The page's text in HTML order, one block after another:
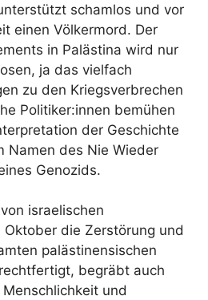
schamlos und vor
einen Völkermord. Der
in Palästina wird nur
ja das vielfach
zu den Kriegsverbrechen
Politiker:innen bemühen
der Geschichte
des Nie Wieder
Genozids.
israelischen
Oktober die Zerstörung und
palästinensischen
begräbt auch
und